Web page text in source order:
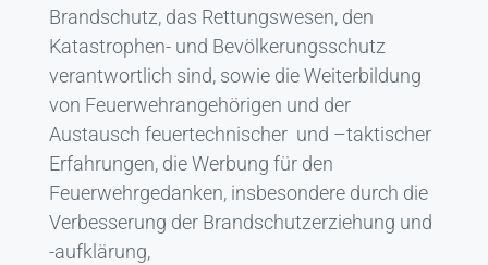
Brandschutz, das Rettungswesen, den
Katastrophen- und Bevölkerungsschutz
verantwortlich sind, sowie die Weiterbildung
von Feuerwehrangehörigen und der
Austausch feuertechnischer und –taktischer
Erfahrungen, die Werbung für den
Feuerwehrgedanken, insbesondere durch die
Verbesserung der Brandschutzerziehung und
-aufklärung,